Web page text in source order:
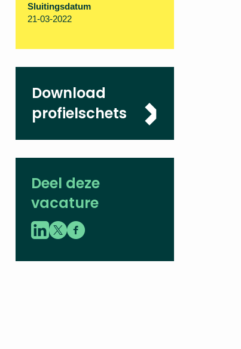
Sluitingsdatum
21-03-2022
Download
profielschets
Deel deze
vacature